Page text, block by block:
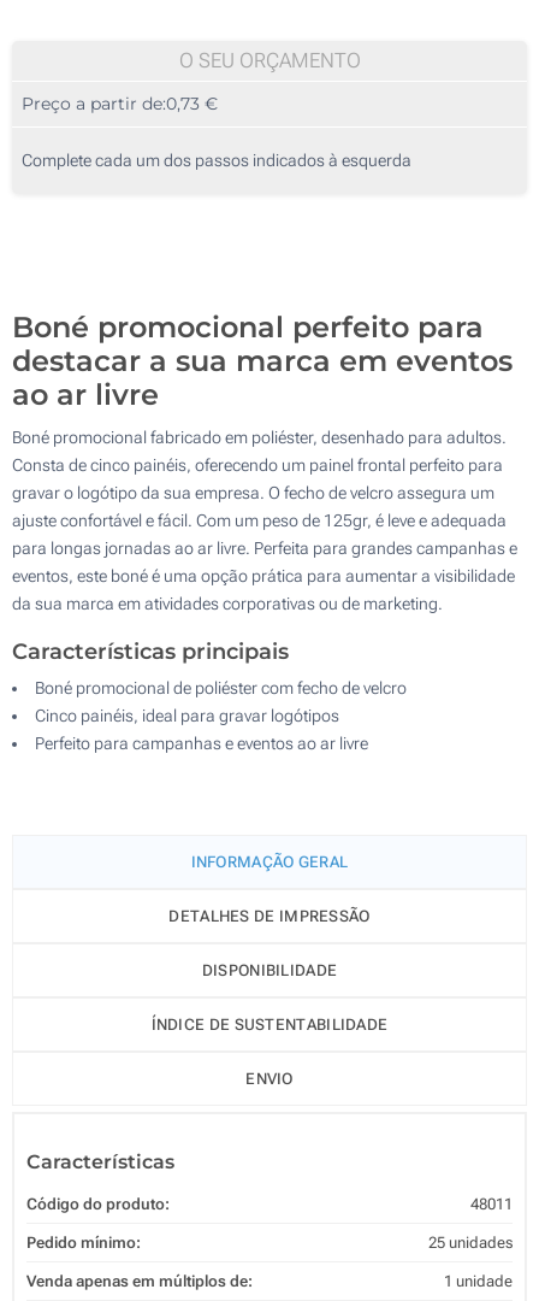
50
125
O SEU ORÇAMENTO
Preço a partir de:0,73 €
Complete cada um dos passos indicados à esquerda
Boné promocional perfeito para
destacar a sua marca em eventos
ao ar livre
Boné promocional fabricado em poliéster, desenhado para adultos.
Consta de cinco painéis, oferecendo um painel frontal perfeito para
gravar o logótipo da sua empresa. O fecho de velcro assegura um
ajuste confortável e fácil. Com um peso de 125gr, é leve e adequada
para longas jornadas ao ar livre. Perfeita para grandes campanhas e
eventos, este boné é uma opção prática para aumentar a visibilidade
da sua marca em atividades corporativas ou de marketing.
Características principais
Boné promocional de poliéster com fecho de velcro
Cinco painéis, ideal para gravar logótipos
Perfeito para campanhas e eventos ao ar livre
INFORMAÇÃO GERAL
DETALHES DE IMPRESSÃO
DISPONIBILIDADE
ÍNDICE DE SUSTENTABILIDADE
ENVIO
Características
Código do produto: 48011
Pedido mínimo: 25 unidades
Venda apenas em múltiplos de: 1 unidade